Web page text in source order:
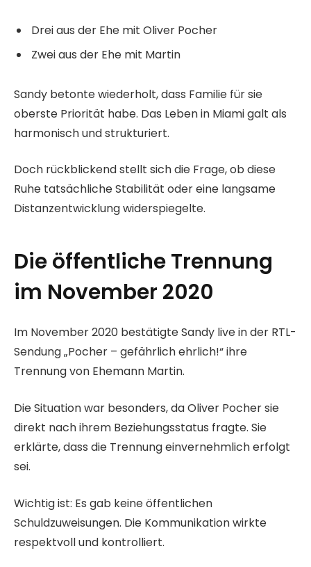
Drei aus der Ehe mit Oliver Pocher
Zwei aus der Ehe mit Martin
Sandy betonte wiederholt, dass Familie für sie
oberste Priorität habe. Das Leben in Miami galt als
harmonisch und strukturiert.
Doch rückblickend stellt sich die Frage, ob diese
Ruhe tatsächliche Stabilität oder eine langsame
Distanzentwicklung widerspiegelte.
Die öffentliche Trennung
im November 2020
Im November 2020 bestätigte Sandy live in der RTL-
Sendung „Pocher – gefährlich ehrlich!“ ihre
Trennung von Ehemann Martin.
Die Situation war besonders, da Oliver Pocher sie
direkt nach ihrem Beziehungsstatus fragte. Sie
erklärte, dass die Trennung einvernehmlich erfolgt
sei.
Wichtig ist: Es gab keine öffentlichen
Schuldzuweisungen. Die Kommunikation wirkte
respektvoll und kontrolliert.